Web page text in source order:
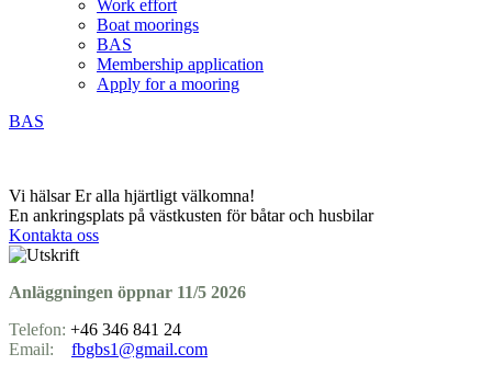
Work effort
Boat moorings
BAS
Membership application
Apply for a mooring
BAS
Vi hälsar Er alla hjärtligt välkomna!
En ankringsplats på västkusten för båtar och husbilar
Kontakta oss
Anläggningen öppnar 11/5 2026
Telefon: +46 346 841 24
Email: fbgbs1@gmail.com